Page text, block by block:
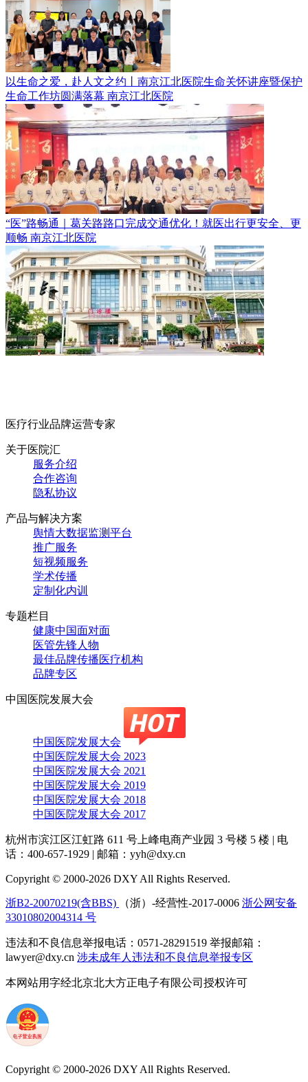
以生命之爱，赴人文之约丨南京江北医院生命关怀讲座暨保护
生命工作坊圆满落幕 南京江北医院
“医”路畅通｜葛关路路口完成交通优化！就医出行更安全、更
顺畅 南京江北医院
医疗行业品牌运营专家
关于医院汇
服务介绍
合作咨询
隐私协议
产品与解决方案
舆情大数据监测平台
推广服务
短视频服务
学术传播
定制化内训
专题栏目
健康中国面对面
医管先锋人物
最佳品牌传播医疗机构
品牌专区
中国医院发展大会
中国医院发展大会
中国医院发展大会 2023
中国医院发展大会 2021
中国医院发展大会 2019
中国医院发展大会 2018
中国医院发展大会 2017
杭州市滨江区江虹路 611 号上峰电商产业园 3 号楼 5 楼 | 电
话：400-657-1929 | 邮箱：yyh@dxy.cn
Copyright © 2000-2026 DXY All Rights Reserved.
浙B2-20070219(含BBS) （浙）-经营性-2017-0006 浙公网安备
33010802004314 号
违法和不良信息举报电话：0571-28291519 举报邮箱：
lawyer@dxy.cn 涉未成年人违法和不良信息举报专区
本网站用字经北京北大方正电子有限公司授权许可
Copyright © 2000-2026 DXY All Rights Reserved.